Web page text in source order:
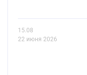
15.08
22 июня 2026